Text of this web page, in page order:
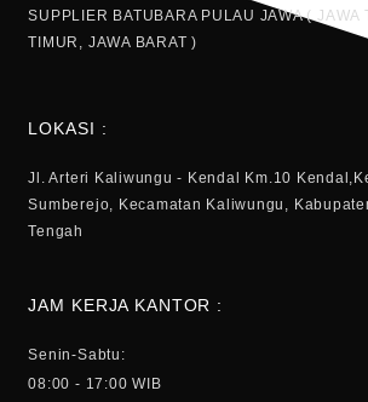
SUPPLIER BATUBARA PULAU JAWA ( JAWA
TIMUR, JAWA BARAT )
LOKASI :
Jl. Arteri Kaliwungu - Kendal Km.10
Sumberejo, Kecamatan Kaliwungu,
Tengah
JAM KERJA KANTOR :
Senin-Sabtu:
08:00 - 17:00 WIB